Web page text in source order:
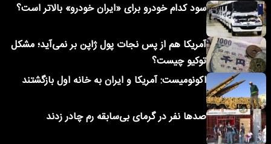
سود کدام خودرو برای «ایران خودرو» بالاتر است؟
آمریکا هم از پس نجات پول ژاپن بر نمی‌آید؛ مشکل
توکیو چیست؟
اکونومیست: آمریکا و ایران به خانه اول بازگشتند
صدها نفر در گرمای بی‌سابقه رم چادر زدند